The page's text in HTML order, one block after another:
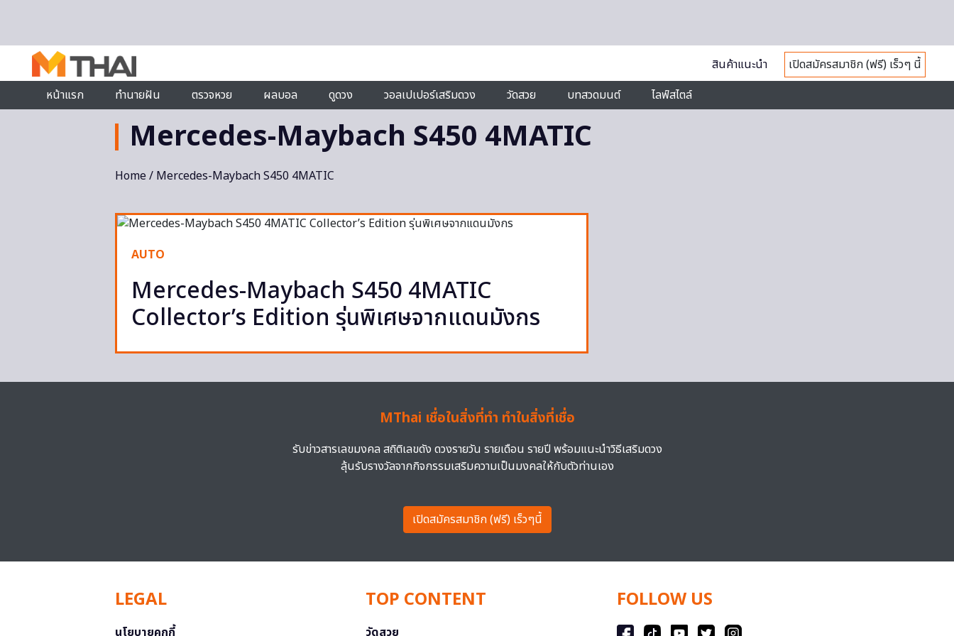
สินค้าแนะนำ
เปิดสมัครสมาชิก (ฟรี) เร็วๆ นี้
หน้าแรก
ทำนายฝัน ตรวจหวย ผลบอล ดูดวง วอลเปเปอร์เสริมดวง วัดสวย บทสวดมนต์ ไลฟ์สไตล์
Mercedes-Maybach S450 4MATIC
Home/ Mercedes-Maybach S450 4MATIC
AUTO
Mercedes-Maybach S450 4MATIC
Collector’s Edition รุ่นพิเศษจากแดนมังกร
MThai เชื่อในสิ่งที่ทำ ทำในสิ่งที่เชื่อ
รับข่าวสารเลขมงคล สถิติเลขดัง ดวงรายวัน รายเดือน รายปี พร้อมแนะนำวิธีเสริมดวง
ลุ้นรับรางวัลจากกิจกรรมเสริมความเป็นมงคลให้กับตัวท่านเอง
เปิดสมัครสมาชิก (ฟรี) เร็วๆนี้
LEGAL
นโยบายคุกกี้
TOP CONTENT
วัดสวย
FOLLOW US